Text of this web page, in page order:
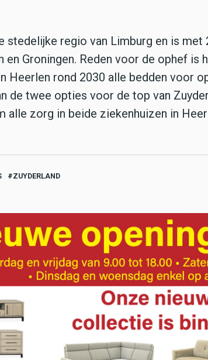
stedelijke regio van Limburg en is met
en Groningen. Reden voor de ophef is
Heerlen rond 2030 alle bedden voor
de twee opties voor de top van
alle zorg in beide ziekenhuizen in
ZUYDERLAND